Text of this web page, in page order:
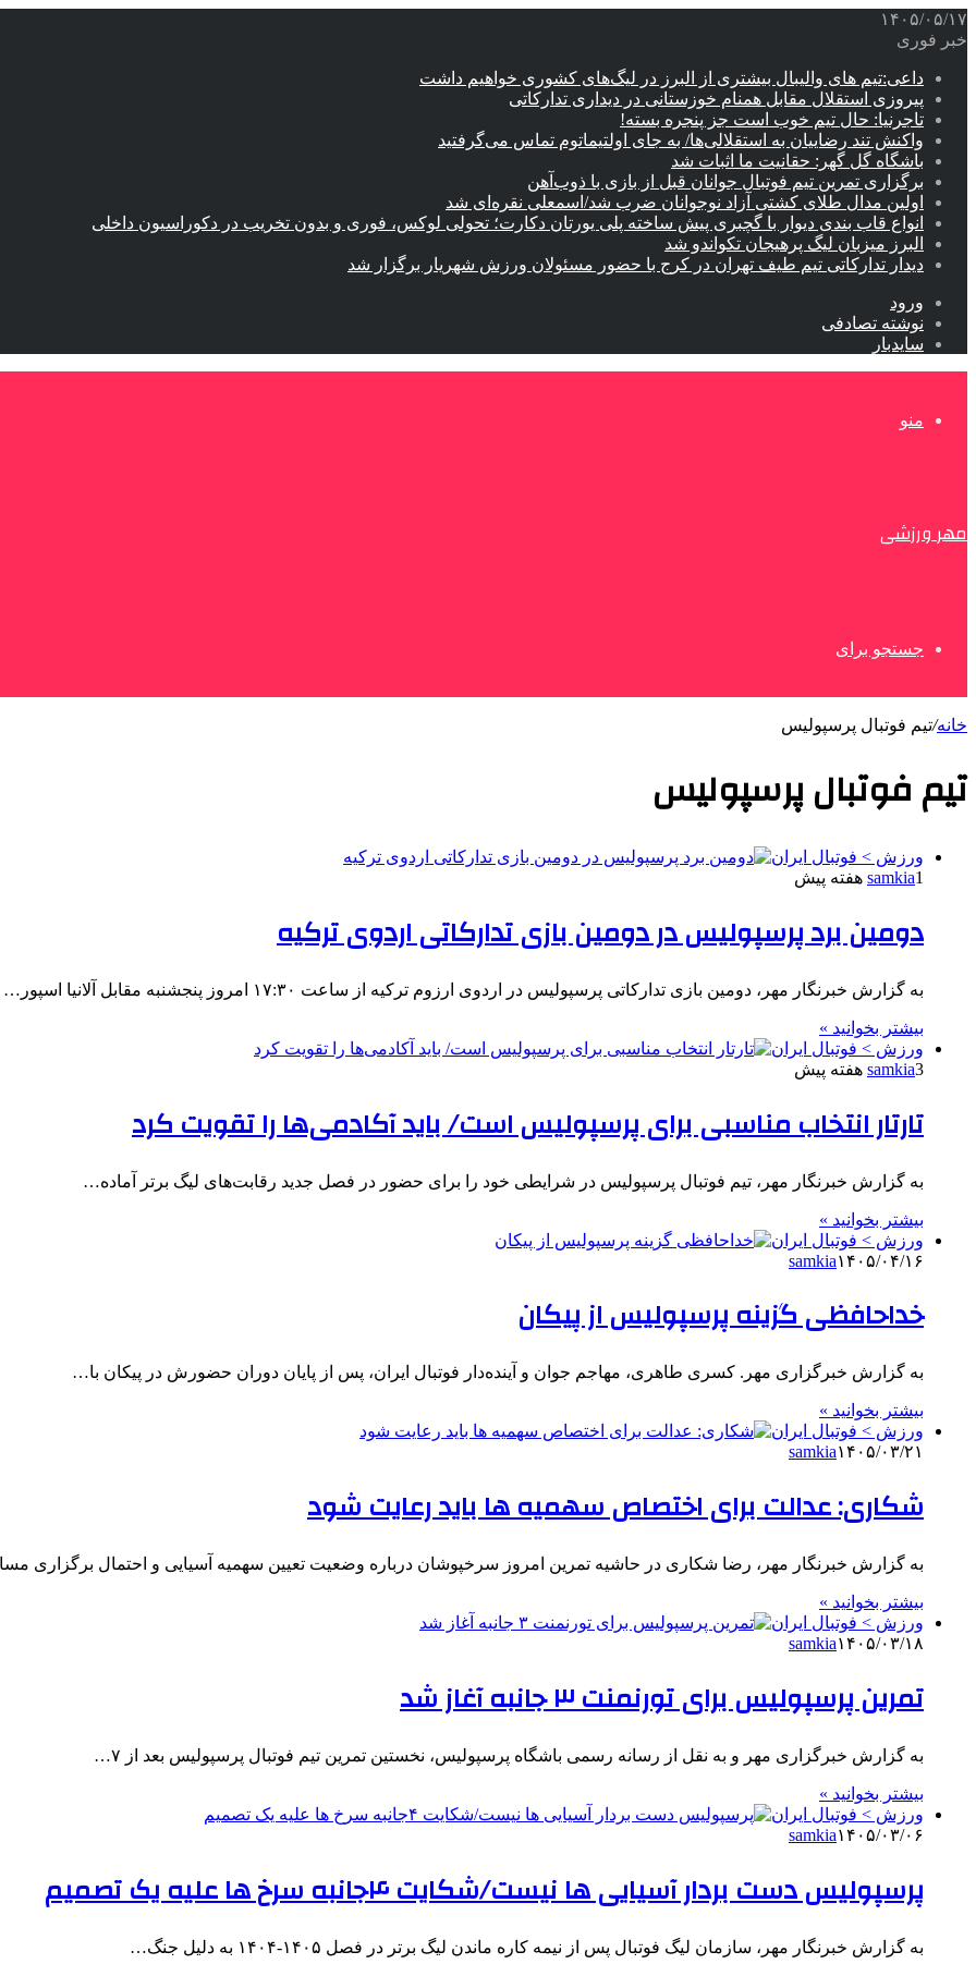
۱۴۰۵/۰۵/۱۷
خبر فوری
داعی:تیم های والیبال بیشتری از البرز در لیگ‌های کشوری خواهیم داشت
پیروزی استقلال مقابل همنام خوزستانی در دیداری تدارکاتی
تاجرنیا: حال تیم خوب است جز پنجره بسته!
واکنش تند رضاییان به استقلالی‌ها/ به جای اولتیماتوم تماس می‌گرفتید
باشگاه گل گهر: حقانیت ما اثبات شد
برگزاری تمرین تیم فوتبال جوانان قبل از بازی با ذوب‌آهن
اولین مدال طلای کشتی آزاد نوجوانان ضرب شد/اسمعلی نقره‌ای شد
انواع قاب بندی دیوار با گچبری پیش ساخته پلی یورتان دکارت؛ تحولی لوکس، فوری و بدون تخریب در دکوراسیون داخلی
البرز میزبان لیگ پرهیجان تکواندو شد
دیدار تدارکاتی تیم طیف تهران در کرج با حضور مسئولان ورزش شهریار برگزار شد
ورود
نوشته تصادفی
سایدبار
منو
مهر ورزشی
جستجو برای
خانه/تیم فوتبال پرسپولیس
تیم فوتبال پرسپولیس
ورزش > فوتبال ایران
samkia1 هفته پیش
دومین برد پرسپولیس در دومین بازی تدارکاتی اردوی ترکیه
به گزارش خبرنگار مهر، دومین بازی تدارکاتی پرسپولیس در اردوی ارزوم ترکیه از ساعت ۱۷:۳۰ امروز پنجشنبه مقابل آلانیا اسپور…
بیشتر بخوانید »
ورزش > فوتبال ایران
samkia3 هفته پیش
تارتار انتخاب مناسبی برای پرسپولیس است/ باید آکادمی‌ها را تقویت کرد
به گزارش خبرنگار مهر، تیم فوتبال پرسپولیس در شرایطی خود را برای حضور در فصل جدید رقابت‌های لیگ برتر آماده…
بیشتر بخوانید »
ورزش > فوتبال ایران
samkia۱۴۰۵/۰۴/۱۶
خداحافظی گزینه پرسپولیس از پیکان
به گزارش خبرگزاری مهر. کسری طاهری، مهاجم جوان و آینده‌دار فوتبال ایران، پس از پایان دوران حضورش در پیکان با…
بیشتر بخوانید »
ورزش > فوتبال ایران
samkia۱۴۰۵/۰۳/۲۱
شکاری: عدالت برای اختصاص سهمیه ها باید رعایت شود
به گزارش خبرنگار مهر، رضا شکاری در حاشیه تمرین امروز سرخپوشان درباره وضعیت تعیین سهمیه آسیایی و احتمال برگزاری
بیشتر بخوانید »
ورزش > فوتبال ایران
samkia۱۴۰۵/۰۳/۱۸
تمرین پرسپولیس برای تورنمنت ۳ جانبه آغاز شد
به گزارش خبرگزاری مهر و به نقل از رسانه رسمی باشگاه پرسپولیس، نخستین تمرین تیم فوتبال پرسپولیس بعد از ۷…
بیشتر بخوانید »
ورزش > فوتبال ایران
samkia۱۴۰۵/۰۳/۰۶
پرسپولیس دست بردار آسیایی ها نیست/شکایت ۴جانبه سرخ ها علیه یک تصمیم
به گزارش خبرنگار مهر، سازمان لیگ فوتبال پس از نیمه کاره ماندن لیگ برتر در فصل ۱۴۰۵-۱۴۰۴ به دلیل جنگ…